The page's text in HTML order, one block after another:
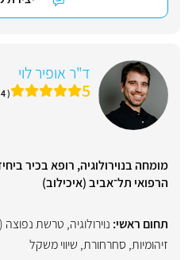
ד"ר אופיר לוי
5 ( 14 חוות דעת )
מומחה בנוירולוגיה, רופא בכיר
הרפואי תל־אביב (איכילוב)
תחום ראשי: נוירולוגיה, טרשת נפוצה (MS)
זיהומיות, סחרחורת, שיווי משקל